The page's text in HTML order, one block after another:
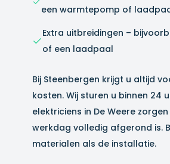
een warmtepomp of
Extra uitbreidingen –
of een laadpaal
Bij Steenbergen krijgt u altijd
kosten. Wij sturen u binnen 24
elektriciens in De Weere
werkdag volledig afgerond is.
materialen als de installatie.